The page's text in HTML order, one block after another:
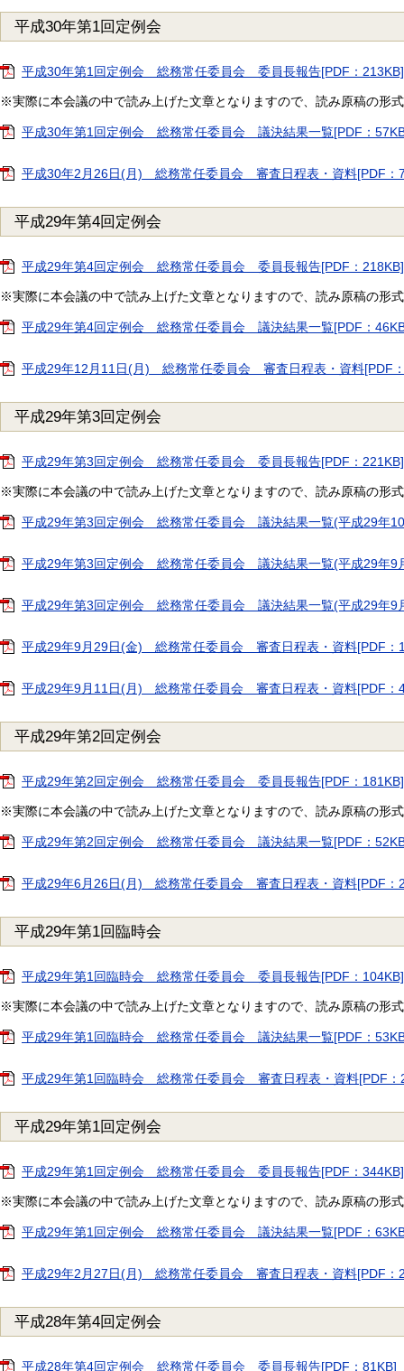
平成30年第1回定例会
平成30年第1回定例会 総務常任委員会 委員長報告[PDF：213KB]
※実際に本会議の中で読み上げた文章となりますので、読み原稿の形
平成30年第1回定例会 総務常任委員会 議決結果一覧[PDF：
平成30年2月26日(月) 総務常任委員会 審査日程表・資料[PDF：
平成29年第4回定例会
平成29年第4回定例会 総務常任委員会 委員長報告[PDF：218KB]
※実際に本会議の中で読み上げた文章となりますので、読み原稿の形
平成29年第4回定例会 総務常任委員会 議決結果一覧[PDF：
平成29年12月11日(月) 総務常任委員会 審査日程表・資料[PDF
平成29年第3回定例会
平成29年第3回定例会 総務常任委員会 委員長報告[PDF：221KB]
※実際に本会議の中で読み上げた文章となりますので、読み原稿の形
平成29年第3回定例会 総務常任委員会 議決結果一覧(平成29年
平成29年第3回定例会 総務常任委員会 議決結果一覧(平成29年9
平成29年第3回定例会 総務常任委員会 議決結果一覧(平成29年9
平成29年9月29日(金) 総務常任委員会 審査日程表・資料[PDF：
平成29年9月11日(月) 総務常任委員会 審査日程表・資料[PDF：
平成29年第2回定例会
平成29年第2回定例会 総務常任委員会 委員長報告[PDF：181KB]
※実際に本会議の中で読み上げた文章となりますので、読み原稿の形
平成29年第2回定例会 総務常任委員会 議決結果一覧[PDF：
平成29年6月26日(月) 総務常任委員会 審査日程表・資料[PDF：
平成29年第1回臨時会
平成29年第1回臨時会 総務常任委員会 委員長報告[PDF：104KB]
※実際に本会議の中で読み上げた文章となりますので、読み原稿の形
平成29年第1回臨時会 総務常任委員会 議決結果一覧[PDF：
平成29年第1回臨時会 総務常任委員会 審査日程表・資料[PDF：
平成29年第1回定例会
平成29年第1回定例会 総務常任委員会 委員長報告[PDF：344KB]
※実際に本会議の中で読み上げた文章となりますので、読み原稿の形
平成29年第1回定例会 総務常任委員会 議決結果一覧[PDF：
平成29年2月27日(月) 総務常任委員会 審査日程表・資料[PDF：
平成28年第4回定例会
平成28年第4回定例会 総務常任委員会 委員長報告[PDF：81KB]